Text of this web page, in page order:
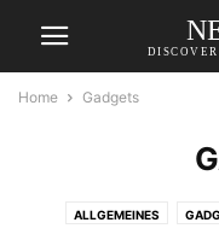
Home Gadgets
ALLGEMEINES